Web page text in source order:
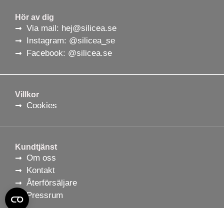
Hör av dig
Via mail: hej@silicea.se
Instagram: @silicea_se
Facebook: @silicea.se
Villkor
Cookies
Kundtjänst
Om oss
Kontakt
Återförsäljare
Pressrum